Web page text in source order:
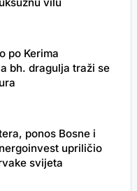
po Kerima
bh. dragulja traži se
ponos Bosne i
upriličio
svijeta